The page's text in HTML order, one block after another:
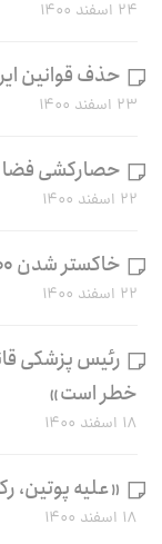
۲۴ اسفند ۱۴۰۰
حذف قوانین
۲۳ اسفند ۱۴۰۰
حصارکشی فضا
۲۲ اسفند ۱۴۰۰
خاکستر شدن ۱۰۰هزار هکتار جنگل و مرتع طی ۵ سال
۲۲ اسفند ۱۴۰۰
رئیس پزشکی
خطر است»
۱۸ اسفند ۱۴۰۰
«علیه پوتین،
۱۸ اسفند ۱۴۰۰